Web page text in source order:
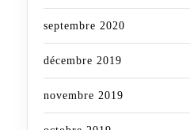
septembre 2020
décembre 2019
novembre 2019